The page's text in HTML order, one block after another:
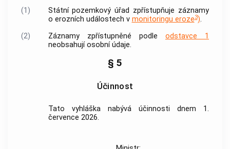
(1)
Státní pozemkový úřad zpřístupňuje záznamy
o erozních událostech v monitoringu eroze3).
(2)
Záznamy zpřístupněné podle odstavce 1
neobsahují osobní údaje.
§ 5
Účinnost
Tato vyhláška nabývá účinnosti dnem 1.
července 2026.